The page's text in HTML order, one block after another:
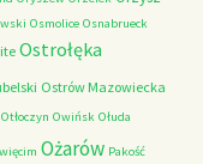
Osmolice Osnabrueck
Ostrołęka
Ostrów Mazowiecka
Otłoczyn Owińsk Ołuda
Ożarów Pakość